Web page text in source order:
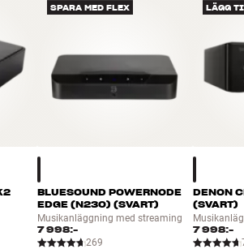
SPARA MED FLEX
BLUESOUND POWERNODE
EDGE (N230) (SVART)
Musikanläggning med streaming
7 998:-
269
LÄGG
DENON
(SVART)
7 998:-